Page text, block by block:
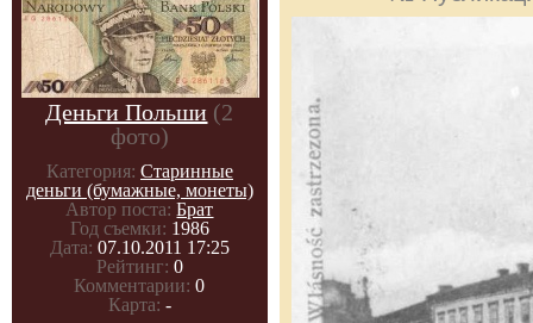
Деньги Польши (2
фото)
Категория: Старинные
деньги (бумажные, монеты)
Автор поста: Брат
Год съемки: 1986
Дата: 07.10.2011 17:25
Рейтинг: 0
Комментарии: 0
Карта: -